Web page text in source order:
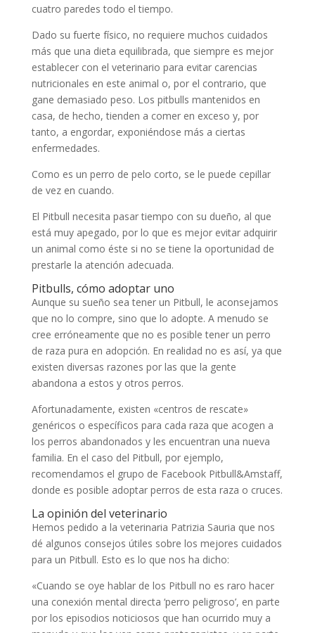
cuatro paredes todo el tiempo.
Dado su fuerte físico, no requiere muchos cuidados
más que una dieta equilibrada, que siempre es mejor
establecer con el veterinario para evitar carencias
nutricionales en este animal o, por el contrario, que
gane demasiado peso. Los pitbulls mantenidos en
casa, de hecho, tienden a comer en exceso y, por
tanto, a engordar, exponiéndose más a ciertas
enfermedades.
Como es un perro de pelo corto, se le puede cepillar
de vez en cuando.
El Pitbull necesita pasar tiempo con su dueño, al que
está muy apegado, por lo que es mejor evitar adquirir
un animal como éste si no se tiene la oportunidad de
prestarle la atención adecuada.
Pitbulls, cómo adoptar uno
Aunque su sueño sea tener un Pitbull, le aconsejamos
que no lo compre, sino que lo adopte. A menudo se
cree erróneamente que no es posible tener un perro
de raza pura en adopción. En realidad no es así, ya que
existen diversas razones por las que la gente
abandona a estos y otros perros.
Afortunadamente, existen «centros de rescate»
genéricos o específicos para cada raza que acogen a
los perros abandonados y les encuentran una nueva
familia. En el caso del Pitbull, por ejemplo,
recomendamos el grupo de Facebook Pitbull&Amstaff,
donde es posible adoptar perros de esta raza o cruces.
La opinión del veterinario
Hemos pedido a la veterinaria Patrizia Sauria que nos
dé algunos consejos útiles sobre los mejores cuidados
para un Pitbull. Esto es lo que nos ha dicho:
«Cuando se oye hablar de los Pitbull no es raro hacer
una conexión mental directa ‘perro peligroso’, en parte
por los episodios noticiosos que han ocurrido muy a